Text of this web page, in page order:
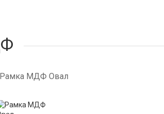
Рамка МДФ Овал